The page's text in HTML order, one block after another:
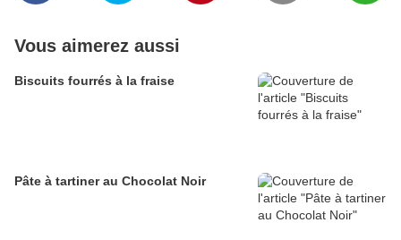
Vous aimerez aussi
Biscuits fourrés à la fraise
Pâte à tartiner au Chocolat Noir